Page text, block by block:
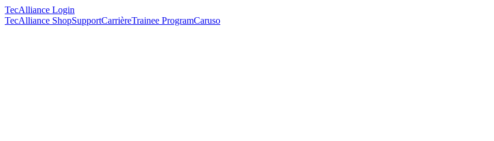
TecAlliance Login
TecAlliance ShopSupportCarrièreTrainee ProgramCaruso